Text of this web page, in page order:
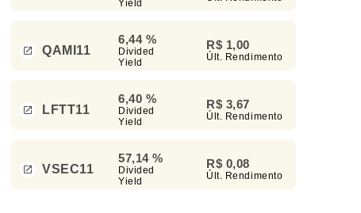
Yield
QAMI11
6,44 %
Divided
Yield
R$ 1,00
Últ. Rendimento
LFTT11
6,40 %
Divided
Yield
R$ 3,67
Últ. Rendimento
VSEC11
57,14 %
Divided
Yield
R$ 0,08
Últ. Rendimento